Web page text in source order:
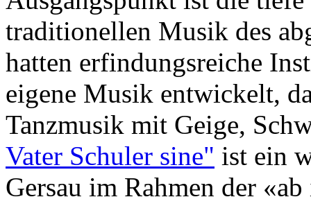
traditionellen Musik des
hatten erfindungsreiche
eigene Musik entwickelt,
Tanzmusik mit Geige,
Vater Schuler sine" ist ein
Gersau im Rahmen der